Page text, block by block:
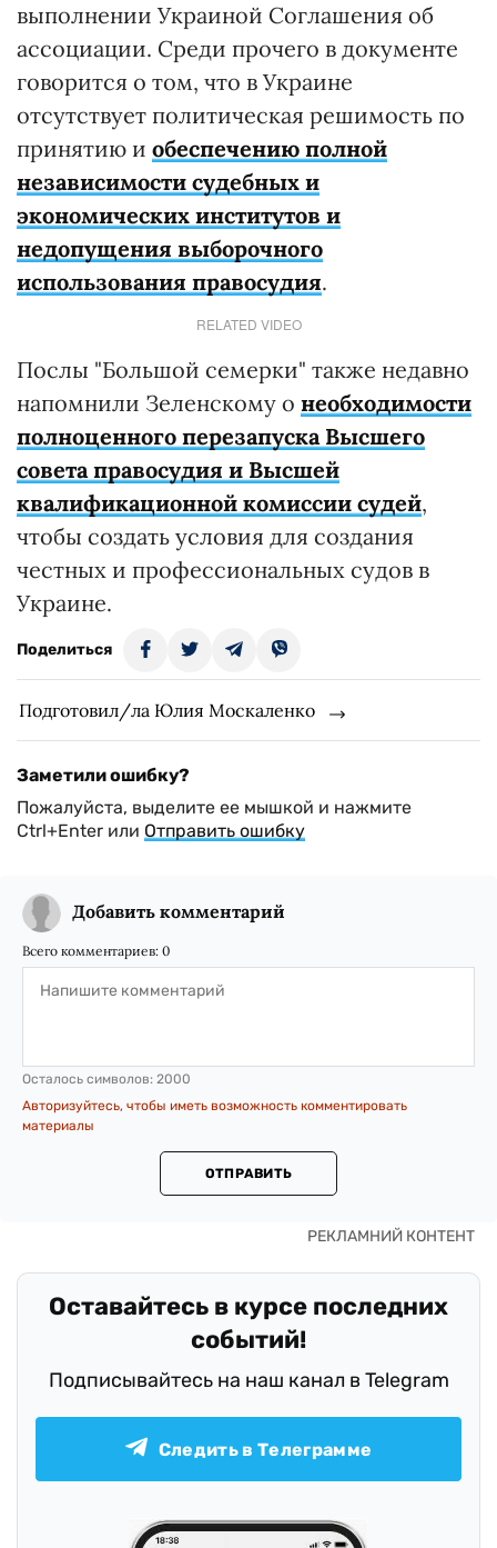
выполнении Украиной Соглашения об
ассоциации. Среди прочего в документе
говорится о том, что в Украине
отсутствует политическая решимость по
принятию и обеспечению полной
независимости судебных и
экономических институтов и
недопущения выборочного
использования правосудия.
RELATED VIDEO
Послы "Большой семерки" также недавно
напомнили Зеленскому о необходимости
полноценного перезапуска Высшего
совета правосудия и Высшей
квалификационной комиссии судей,
чтобы создать условия для создания
честных и профессиональных судов в
Украине.
Поделиться
Подготовил/ла Юлия Москаленко
Заметили ошибку?
Пожалуйста, выделите ее мышкой и нажмите
Ctrl+Enter или Отправить ошибку
Добавить комментарий
Всего комментариев: 0
Осталось символов: 2000
Авторизуйтесь, чтобы иметь возможность комментировать
материалы
ОТПРАВИТЬ
Оставайтесь в курсе последних
событий!
Подписывайтесь на наш канал в Telegram
Следить в Телеграмме